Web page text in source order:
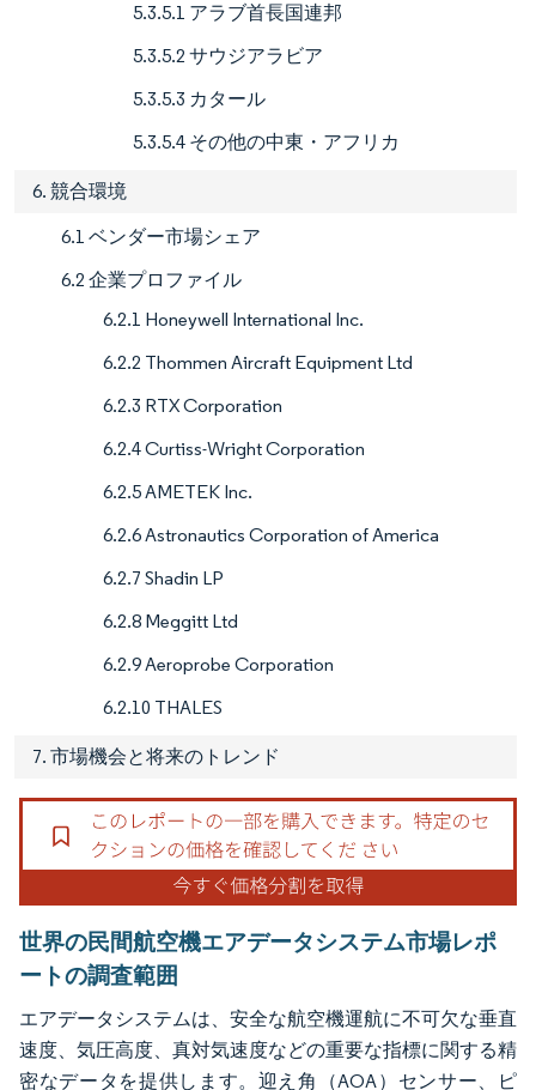
5.3.5.1 アラブ首長国連邦
5.3.5.2 サウジアラビア
5.3.5.3 カタール
5.3.5.4 その他の中東・アフリカ
6. 競合環境
6.1 ベンダー市場シェア
6.2 企業プロファイル
6.2.1 Honeywell International Inc.
6.2.2 Thommen Aircraft Equipment Ltd
6.2.3 RTX Corporation
6.2.4 Curtiss-Wright Corporation
6.2.5 AMETEK Inc.
6.2.6 Astronautics Corporation of America
6.2.7 Shadin LP
6.2.8 Meggitt Ltd
6.2.9 Aeroprobe Corporation
6.2.10 THALES
7. 市場機会と将来のトレンド
世界の民間航空機エアデータシステム市場レポ
ートの調査範囲
エアデータシステムは、安全な航空機運航に不可欠な垂直
速度、気圧高度、真対気速度などの重要な指標に関する精
密なデータを提供します。迎え角（AOA）センサー、ピ